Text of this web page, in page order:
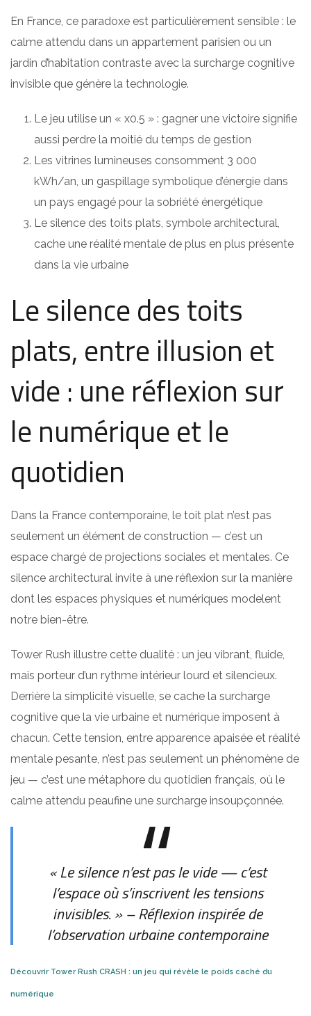
En France, ce paradoxe est particulièrement sensible : le
calme attendu dans un appartement parisien ou un
jardin d’habitation contraste avec la surcharge cognitive
invisible que génère la technologie.
Le jeu utilise un « x0.5 » : gagner une victoire signifie
aussi perdre la moitié du temps de gestion
Les vitrines lumineuses consomment 3 000
kWh/an, un gaspillage symbolique d’énergie dans
un pays engagé pour la sobriété énergétique
Le silence des toits plats, symbole architectural,
cache une réalité mentale de plus en plus présente
dans la vie urbaine
Le silence des toits
plats, entre illusion et
vide : une réflexion sur
le numérique et le
quotidien
Dans la France contemporaine, le toit plat n’est pas
seulement un élément de construction — c’est un
espace chargé de projections sociales et mentales. Ce
silence architectural invite à une réflexion sur la manière
dont les espaces physiques et numériques modelent
notre bien-être.
Tower Rush illustre cette dualité : un jeu vibrant, fluide,
mais porteur d’un rythme intérieur lourd et silencieux.
Derrière la simplicité visuelle, se cache la surcharge
cognitive que la vie urbaine et numérique imposent à
chacun. Cette tension, entre apparence apaisée et réalité
mentale pesante, n’est pas seulement un phénomène de
jeu — c’est une métaphore du quotidien français, où le
calme attendu peaufine une surcharge insoupçonnée.
« Le silence n’est pas le vide — c’est
l’espace où s’inscrivent les tensions
invisibles. » – Réflexion inspirée de
l’observation urbaine contemporaine
Découvrir Tower Rush CRASH : un jeu qui révèle le poids caché du
numérique